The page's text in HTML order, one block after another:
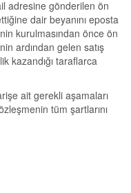
adresine gönderilen ön
dair beyanını eposta
kurulmasından önce ön
ardından gelen satış
kazandığı taraflarca
ait gerekli aşamaları
tüm şartlarını